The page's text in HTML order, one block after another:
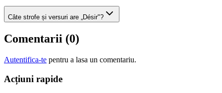
Câte strofe și versuri are „Désir"?
Comentarii (0)
Autentifica-te pentru a lasa un comentariu.
Acțiuni rapide